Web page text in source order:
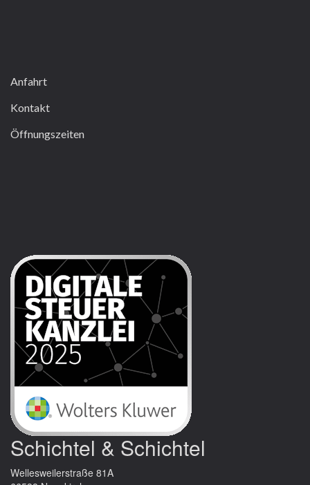
Anfahrt
Kontakt
Öffnungszeiten
Schichtel & Schichtel
Wellesweilerstraße 81A